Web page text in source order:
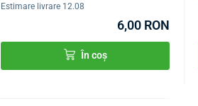
Estimare livrare 12.08
6,00 RON
În coș